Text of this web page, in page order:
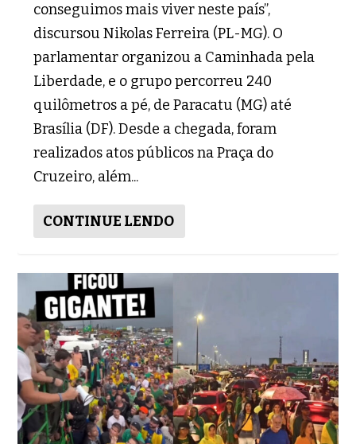
conseguimos mais viver neste país”,
discursou Nikolas Ferreira (PL-MG). O
parlamentar organizou a Caminhada pela
Liberdade, e o grupo percorreu 240
quilômetros a pé, de Paracatu (MG) até
Brasília (DF). Desde a chegada, foram
realizados atos públicos na Praça do
Cruzeiro, além...
CONTINUE LENDO